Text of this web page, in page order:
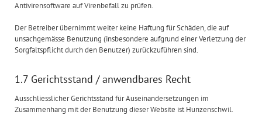
Antivirensoftware auf Virenbefall zu prüfen.
Der Betreiber übernimmt weiter keine Haftung für Schäden, die auf
unsachgemässe Benutzung (insbesondere aufgrund einer Verletzung der
Sorgfaltspflicht durch den Benutzer) zurückzuführen sind.
1.7 Gerichtsstand / anwendbares Recht
Ausschliesslicher Gerichtsstand für Auseinandersetzungen im
Zusammenhang mit der Benutzung dieser Website ist Hunzenschwil.